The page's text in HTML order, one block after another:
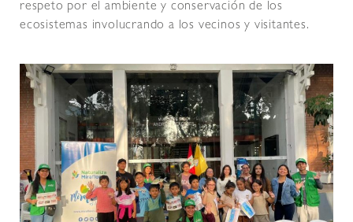
respeto por el ambiente y conservación de los
ecosistemas involucrando a los vecinos y visitantes.